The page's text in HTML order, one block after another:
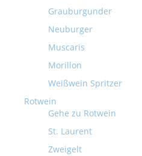
Grauburgunder
Neuburger
Muscaris
Morillon
Weißwein Spritzer
Rotwein
Gehe zu Rotwein
St. Laurent
Zweigelt